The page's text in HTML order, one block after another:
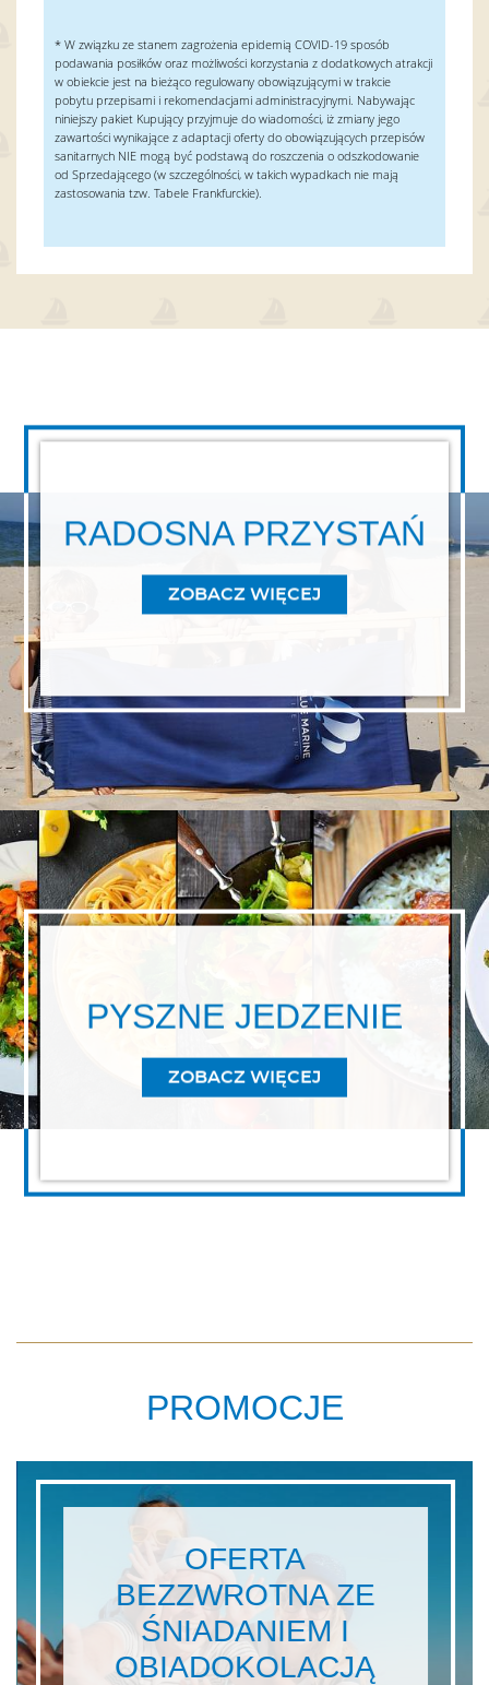
* W związku ze stanem zagrożenia epidemią COVID-19 sposób
podawania posiłków oraz możliwości korzystania z dodatkowych atrakcji
w obiekcie jest na bieżąco regulowany obowiązującymi w trakcie
pobytu przepisami i rekomendacjami administracyjnymi. Nabywając
niniejszy pakiet Kupujący przyjmuje do wiadomości, iż zmiany jego
zawartości wynikające z adaptacji oferty do obowiązujących przepisów
sanitarnych NIE mogą być podstawą do roszczenia o odszkodowanie
od Sprzedającego (w szczególności, w takich wypadkach nie mają
zastosowania tzw. Tabele Frankfurckie).
RADOSNA PRZYSTAŃ
ZOBACZ WIĘCEJ
PYSZNE JEDZENIE
ZOBACZ WIĘCEJ PYSZNE JEDZENIE
PROMOCJE
OFERTA
BEZZWROTNA ZE
ŚNIADANIEM I
OBIADOKOLACJĄ